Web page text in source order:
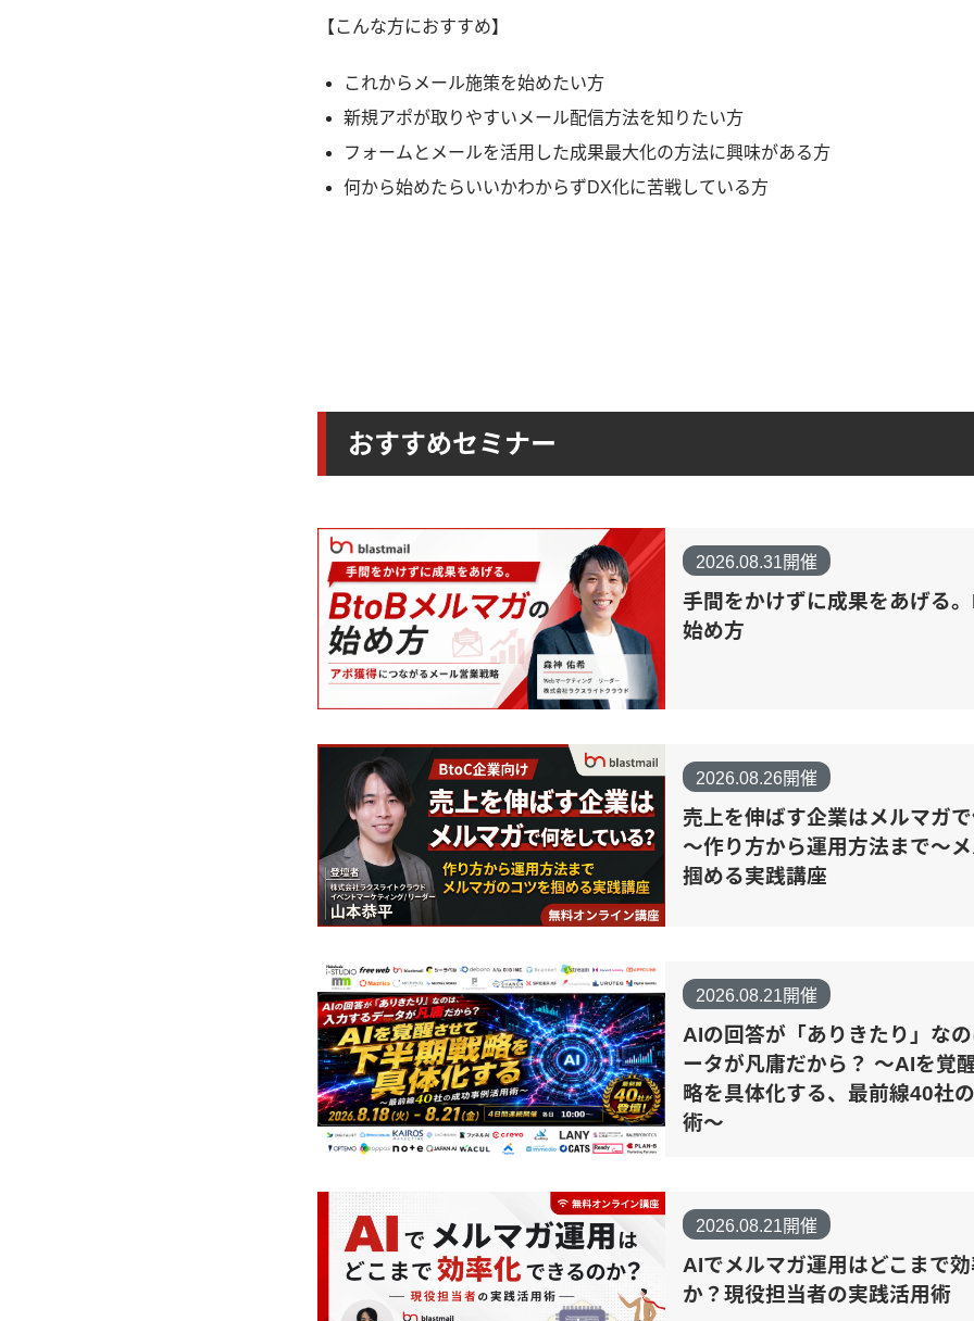
【こんな方におすすめ】
これからメール施策を始めたい方
新規アポが取りやすいメール配信方法を知りたい方
フォームとメールを活用した成果最大化の方法に興味がある方
何から始めたらいいかわからずDX化に苦戦している方
おすすめセミナー
2026.08.31開催
手間をかけずに成果をあげる
始め方
2026.08.26開催
売上を伸ばす企業はメルマガ
～作り方から運用方法まで～
掴める実践講座
2026.08.21開催
AIの回答が「ありきたり」な
ータが凡庸だから？ 〜AIを覚
略を具体化する、最前線40社
術〜
2026.08.21開催
AIでメルマガ運用はどこまで
か？現役担当者の実践活用術